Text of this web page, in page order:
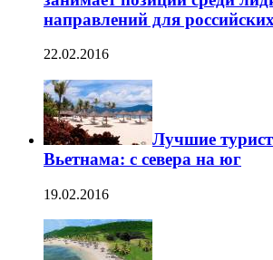
направлений для
22.02.2016
Лучшие
Вьетнама: с севера на юг
19.02.2016